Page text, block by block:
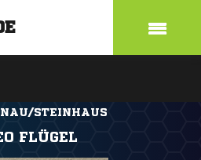
STEINHAUS
FLÜGEL